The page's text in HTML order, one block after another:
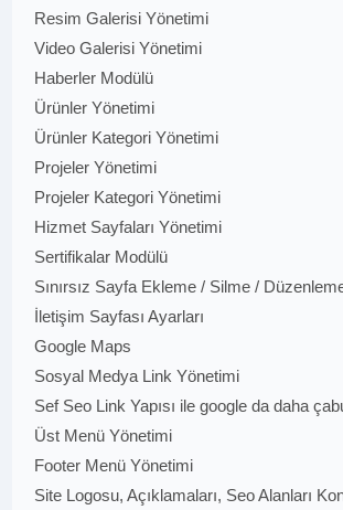
Resim Galerisi Yönetimi
Video Galerisi Yönetimi
Haberler Modülü
Ürünler Yönetimi
Ürünler Kategori Yönetimi
Projeler Yönetimi
Projeler Kategori Yönetimi
Hizmet Sayfaları Yönetimi
Sertifikalar Modülü
Sınırsız Sayfa Ekleme / Silme /
İletişim Sayfası Ayarları
Google Maps
Sosyal Medya Link Yönetimi
Sef Seo Link Yapısı ile google da daha
Üst Menü Yönetimi
Footer Menü Yönetimi
Site Logosu, Açıklamaları, Seo Alanları